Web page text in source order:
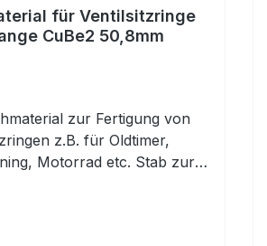
für Ventilsitzringe
CuBe2 50,8mm
zur Fertigung von
z.B. für Oldtimer,
Motorrad etc. Stab zur